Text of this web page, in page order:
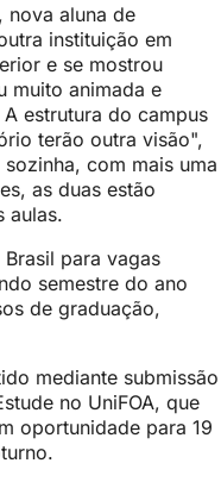
nova aluna de
instituição em
e se mostrou
muito animada e
estrutura do campus
terão outra visão",
com mais uma
as duas estão
aulas.
para vagas
semestre do ano
de graduação,
mediante submissão
no UniFOA, que
oportunidade para 19